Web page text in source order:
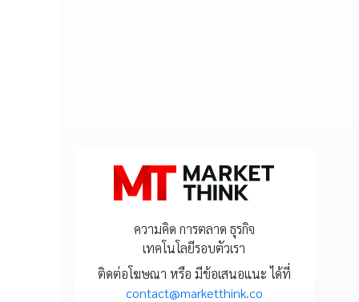
ความคิด การตลาด ธุรกิจ
เทคโนโลยีรอบตัวเรา
ติดต่อโฆษณา หรือ มีข้อเสนอแนะ ได้ที่
contact@marketthink.co